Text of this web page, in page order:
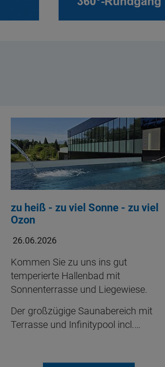
zu heiß - zu viel Sonne - zu viel
Ozon
26.06.2026
Kommen Sie zu uns ins gut
temperierte Hallenbad mit
Sonnenterrasse und Liegewiese.
Der großzügige Saunabereich mit
Terrasse und Infinitypool incl.…